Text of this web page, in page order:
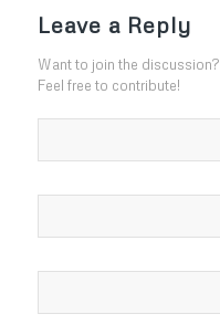
Leave a Reply
Want to join the discussion?
Feel free to contribute!